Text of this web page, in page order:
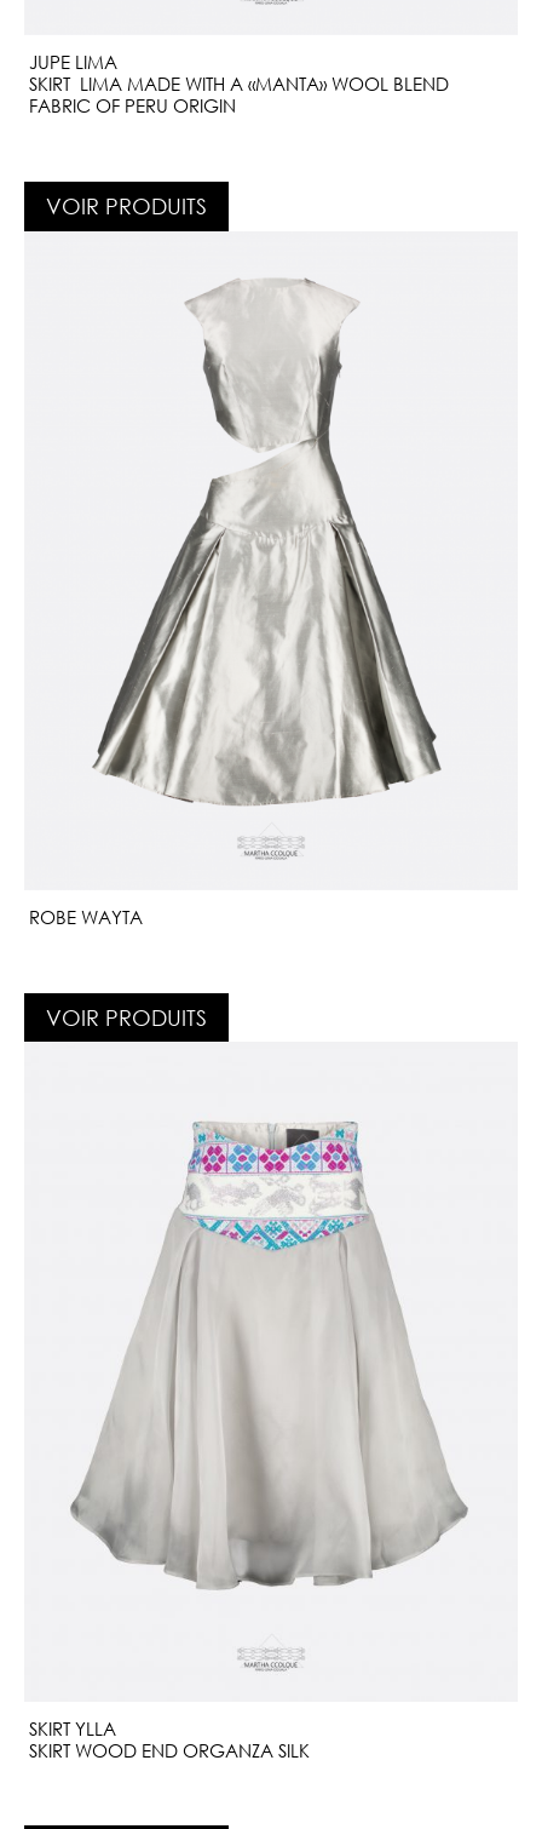
JUPE LIMA
SKIRT LIMA MADE WITH A «MANTA» WOOL BLEND
FABRIC OF PERU ORIGIN
VOIR PRODUITS
ROBE WAYTA
VOIR PRODUITS
SKIRT YLLA
SKIRT WOOD END ORGANZA SILK